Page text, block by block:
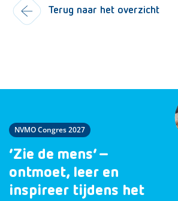
Terug naar het overzicht
NVMO Congres 2027
‘Zie de mens’ –
ontmoet, leer en
inspireer tijdens het